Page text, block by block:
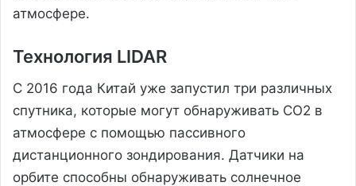
атмосфере.
Технология LIDAR
С 2016 года Китай уже запустил три различных
спутника, которые могут обнаруживать CO2 в
атмосфере с помощью пассивного
дистанционного зондирования. Датчики на
орбите способны обнаруживать солнечное